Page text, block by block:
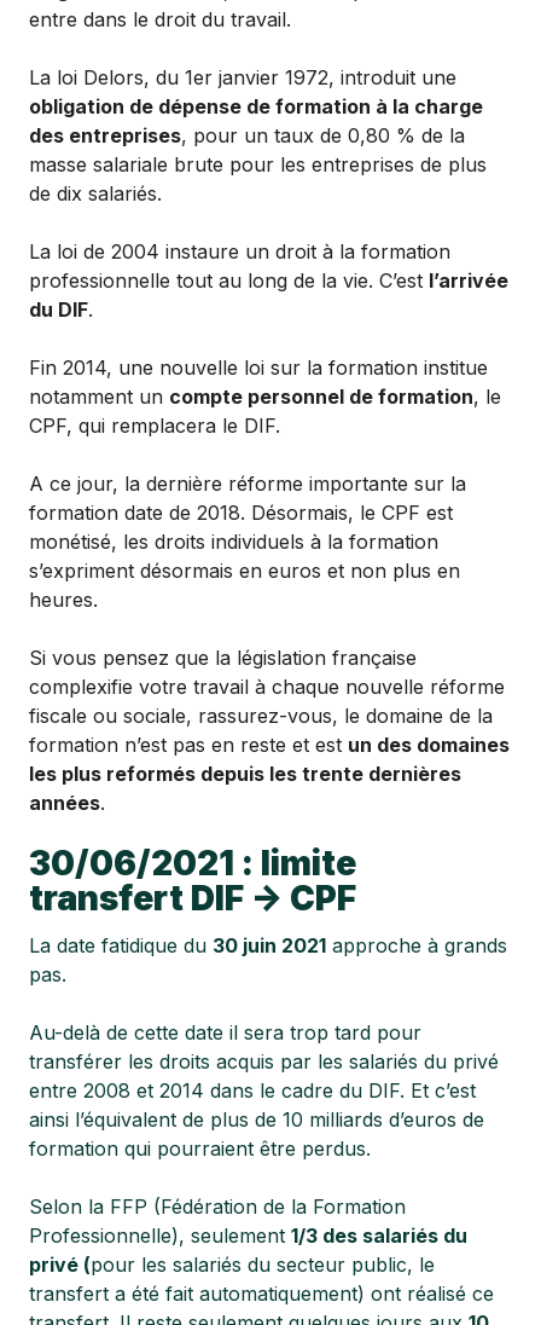
entre dans le droit du travail.
La loi Delors, du 1er janvier 1972, introduit une
obligation de dépense de formation à la charge
des entreprises, pour un taux de 0,80 % de la
masse salariale brute pour les entreprises de plus
de dix salariés.
La loi de 2004 instaure un droit à la formation
professionnelle tout au long de la vie. C’est l’arrivée
du DIF.
Fin 2014, une nouvelle loi sur la formation institue
notamment un compte personnel de formation, le
CPF, qui remplacera le DIF.
A ce jour, la dernière réforme importante sur la
formation date de 2018. Désormais, le CPF est
monétisé, les droits individuels à la formation
s’expriment désormais en euros et non plus en
heures.
Si vous pensez que la législation française
complexifie votre travail à chaque nouvelle réforme
fiscale ou sociale, rassurez-vous, le domaine de la
formation n’est pas en reste et est un des domaines
les plus reformés depuis les trente dernières
années.
30/06/2021 : limite
transfert DIF -> CPF
La date fatidique du 30 juin 2021 approche à grands
pas.
Au-delà de cette date il sera trop tard pour
transférer les droits acquis par les salariés du privé
entre 2008 et 2014 dans le cadre du DIF. Et c’est
ainsi l’équivalent de plus de 10 milliards d’euros de
formation qui pourraient être perdus.
Selon la FFP (Fédération de la Formation
Professionnelle), seulement 1/3 des salariés du
privé (pour les salariés du secteur public, le
transfert a été fait automatiquement) ont réalisé ce